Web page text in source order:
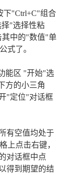
下"Ctrl+C"组合
"选择性粘
其中的"数值"单
式了。
能区 "开始"选
方的小三角
"定位"对话框
有空值均处于
上点击右键，
对话框中点
得到期望的结